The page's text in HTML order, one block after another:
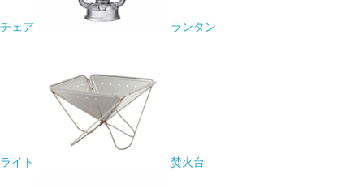
チェア ランタン
ライト 焚火台